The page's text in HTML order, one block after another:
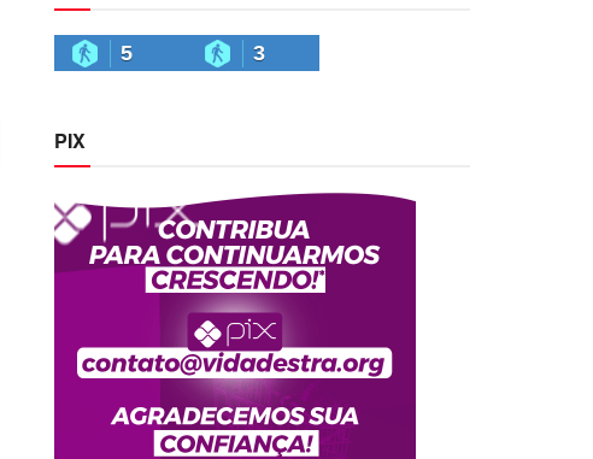
5 3
PIX